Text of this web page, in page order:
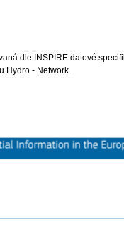
dle INSPIRE datové
Hydro - Network.